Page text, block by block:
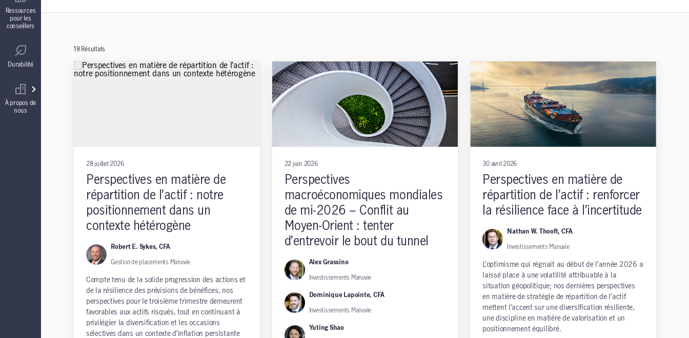
Ressources
pour les
conseillers
Durabilité
À propos de
nous
18 Résultats
28 juillet 2026
Perspectives en matière de
répartition de l’actif : notre
positionnement dans un
contexte hétérogène
Robert E. Sykes, CFA
Gestion de placements Manuvie
Compte tenu de la solide progression des actions et
de la résilience des prévisions de bénéfices, nos
perspectives pour le troisième trimestre demeurent
favorables aux actifs risqués, tout en continuant à
privilégier la diversification et les occasions
sélectives dans un contexte d’inflation persistante
22 juin 2026
Perspectives
macroéconomiques mondiales
de mi-2026 – Conflit au
Moyen-Orient : tenter
d’entrevoir le bout du tunnel
Alex Grassino
Investissements Manuvie
Dominique Lapointe, CFA
Investissements Manuvie
Yuting Shao
30 avril 2026
Perspectives en matière de
répartition de l’actif : renforcer
la résilience face à l’incertitude
Nathan W. Thooft, CFA
Investissements Manuvie
L’optimisme qui régnait au début de l’année 2026 a
laissé place à une volatilité attribuable à la
situation géopolitique; nos dernières perspectives
en matière de stratégie de répartition de l’actif
mettent l’accent sur une diversification résiliente,
une discipline en matière de valorisation et un
positionnement équilibré.